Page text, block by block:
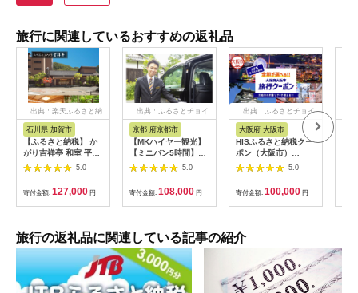
旅行に関連しているおすすめの返礼品
出典：楽天ふるさと納
石川県 加賀市
【ふるさと納税】 か
がり吉祥亭 和室 平日
限定 ペア宿泊券 1泊2
食付 2名 ペア 食事付
温泉 宿泊券 旅行 トラ
ベル 宿泊 宿泊施設 宿
レジャー F6P-0991
5.0
寄付金額: 127,000 円
出典：ふるさとチョイ
京都 府京都市
【MKハイヤー観光】
【ミニバン5時間】ド
ライバーとめぐるとっ
ておきの京都観光（3
／21-6／20・10／1-
11／30）
5.0
寄付金額: 108,000 円
出典：ふるさとチョイ
大阪府 大阪市
HISふるさと納税クー
ポン（大阪市）
30,000円分_OS039-
5.0
寄付金額: 100,000 円
旅行の返礼品に関連している記事の紹介